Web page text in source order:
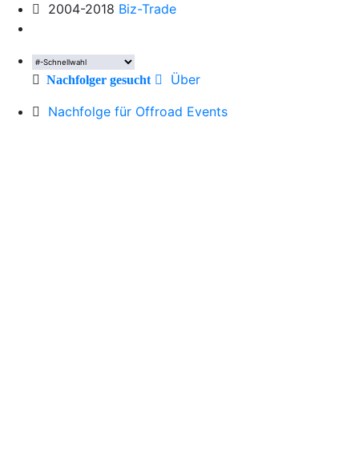
2004-2018 Biz-Trade
Nachfolger gesucht
Über
Nachfolge für Offroad Events